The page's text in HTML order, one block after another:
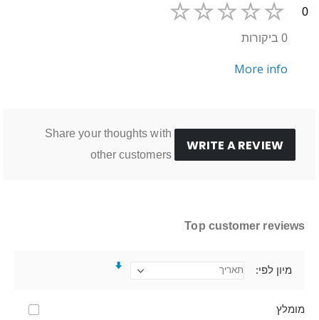
0
0 ביקורות
More info
WRITE A REVIEW
Share your thoughts with
other customers
Top customer reviews
מומלץ
מיון לפי